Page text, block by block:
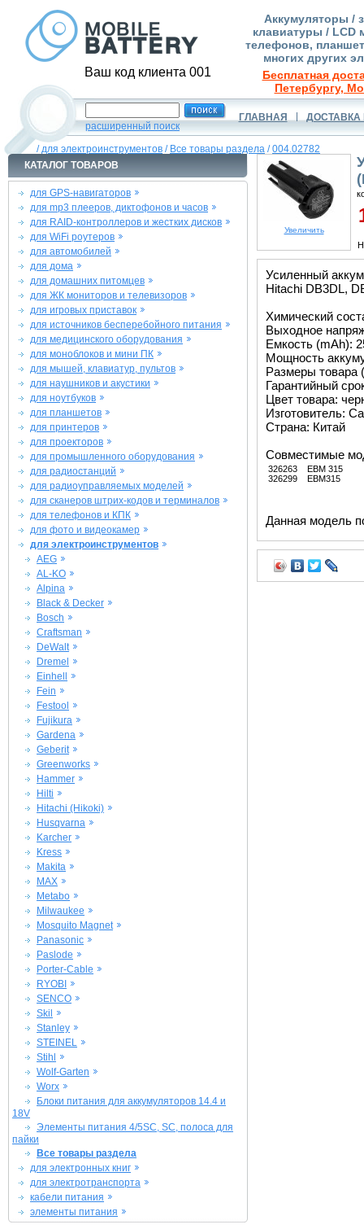
Ваш код клиента 001
Аккумуляторы /
клавиатуры / LCD
телефонов,
многих других
Бесплатная
Петербургу,
расширенный поиск
ГЛАВНАЯ ДОСТАВКА
/для электроинструментов / Все товары раздела /004.02782
КАТАЛОГ ТОВАРОВ
для GPS-навигаторов
для mp3 плееров, диктофонов и часов
для RAID-контроллеров и жестких дисков
для WiFi роутеров
для автомобилей
для дома
для домашних питомцев
для ЖК мониторов и телевизоров
для игровых приставок
для источников бесперебойного питания
для медицинского оборудования
для моноблоков и мини ПК
для мышей, клавиатур, пультов
для наушников и акустики
для ноутбуков
для планшетов
для принтеров
для проекторов
для промышленного оборудования
для радиостанций
для радиоуправляемых моделей
для сканеров штрих-кодов и терминалов
для телефонов и КПК
для фото и видеокамер
для электроинструментов
AEG
AL-KO
Alpina
Black & Decker
Bosch
Craftsman
DeWalt
Dremel
Einhell
Fein
Festool
Fujikura
Gardena
Geberit
Greenworks
Hammer
Hilti
Hitachi (Hikoki)
Husqvarna
Karcher
Kress
Makita
MAX
Metabo
Milwaukee
Mosquito Magnet
Panasonic
Paslode
Porter-Cable
RYOBI
SENCO
Skil
Stanley
STEINEL
Stihl
Wolf-Garten
Worx
Блоки питания для аккумуляторов 14.4 и
18V
Элементы питания 4/5SC, SC, полоса для
пайки
Все товары раздела
для электронных книг
для электротранспорта
кабели питания
элементы питания
Увеличить
Усиленный
Hitachi DB3DL,
Химический
Выходное
Емкость (mAh):
Мощность
Размеры товара
Гарантийный
Цвет товара:
Изготовитель:
Страна: Китай
Совместимые
326263
326299
EBM 315
EBM315
Данная модель